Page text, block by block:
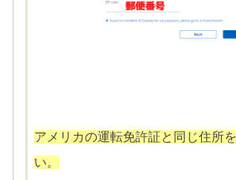
アメリカの運転免許証と同じ住所
い。